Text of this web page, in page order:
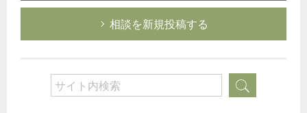
相談を新規投稿する